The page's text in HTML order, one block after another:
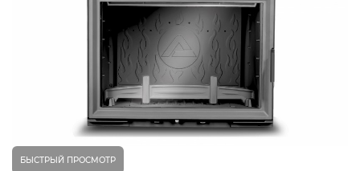
БЫСТРЫЙ ПРОСМОТР